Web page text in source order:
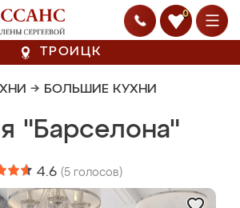
0
ТРОИЦК
→ БОЛЬШИЕ КУХНИ
"Барселона"
4.6 (5 голосов)